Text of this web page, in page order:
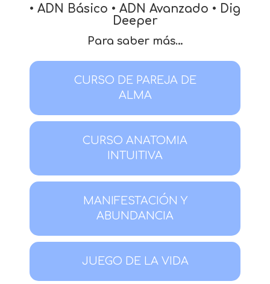
• ADN Básico • ADN Avanzado • Dig
Deeper
Para saber más…
CURSO DE PAREJA DE
ALMA
CURSO ANATOMIA
INTUITIVA
MANIFESTACIÓN Y
ABUNDANCIA
JUEGO DE LA VIDA